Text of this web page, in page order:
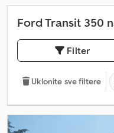
Ford Transit 350
Filter
Uklonite sve filtere